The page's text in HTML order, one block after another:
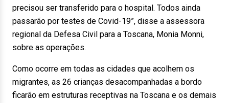
precisou ser transferido para o hospital. Todos ainda
passarão por testes de Covid-19”, disse a assessora
regional da Defesa Civil para a Toscana, Monia Monni,
sobre as operações.
Como ocorre em todas as cidades que acolhem os
migrantes, as 26 crianças desacompanhadas a bordo
ficarão em estruturas receptivas na Toscana e os demais